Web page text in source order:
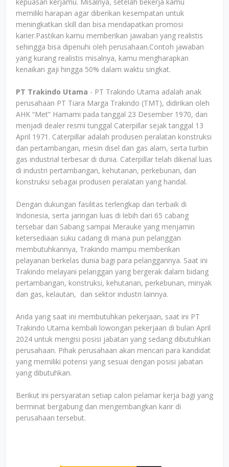
memiliki harapan agar diberikan kesempatan untuk
meningkatkan skill dan bisa mendapatkan promosi
karier.Pastikan kamu memberikan jawaban yang realistis
sehingga bisa dipenuhi oleh perusahaan.Contoh jawaban
yang kurang realistis misalnya, kamu mengharapkan
kenaikan gaji hingga 50% dalam waktu singkat.
PT Trakindo Utama - PT Trakindo Utama adalah anak
perusahaan PT Tiara Marga Trakindo (TMT), didirikan oleh
AHK “Met” Hamami pada tanggal 23 Desember 1970, dan
menjadi dealer resmi tunggal Caterpillar sejak tanggal 13
April 1971. Caterpillar adalah produsen peralatan konstruksi
dan pertambangan, mesin disel dan gas alam, serta turbin
gas industrial terbesar di dunia. Caterpillar telah dikenal luas
di industri pertambangan, kehutanan, perkebunan, dan
konstruksi sebagai produsen peralatan yang handal.
Dengan dukungan fasilitas terlengkap dan terbaik di
Indonesia, serta jaringan luas di lebih dari 65 cabang
tersebar dari Sabang sampai Merauke yang menjamin
ketersediaan suku cadang di mana pun pelanggan
membutuhkannya, Trakindo mampu memberikan
pelayanan berkelas dunia bagi para pelanggannya. Saat ini
Trakindo melayani pelanggan yang bergerak dalam bidang
pertambangan, konstruksi, kehutanan, perkebunan, minyak
dan gas, kelautan, dan sektor industri lainnya.
Anda yang saat ini membutuhkan pekerjaan, saat ini PT
Trakindo Utama kembali lowongan pekerjaan di bulan April
2024 untuk mengisi posisi jabatan yang sedang dibutuhkan
perusahaan. Pihak perusahaan akan mencari para kandidat
yang memiliki potensi yang sesuai dengan posisi jabatan
yang dibutuhkan.
Berikut ini persyaratan setiap calon pelamar kerja bagi yang
berminat bergabung dan mengembangkan karir di
perusahaan tersebut.